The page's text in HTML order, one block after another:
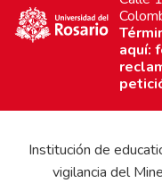
aquí:
Institución de
vigilancia del